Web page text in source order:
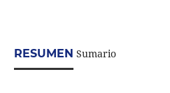
RESUMEN Sumario